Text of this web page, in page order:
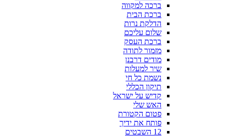
ברכה למקווה
ברכת הבית
הדלקת נרות
שלום עליכם
ברכת העסק
מזמור לתודה
מודים דרבנן
שיר למעלות
נשמת כל חי
תיקון הכללי
קדיש על ישראל
האש שלי
פטום הקטורת
פותח את ידיך
12 השבטים